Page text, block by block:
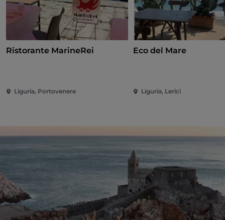
Ristorante MarineRei
Liguria, Portovenere
Eco del Mare
Liguria, Lerici